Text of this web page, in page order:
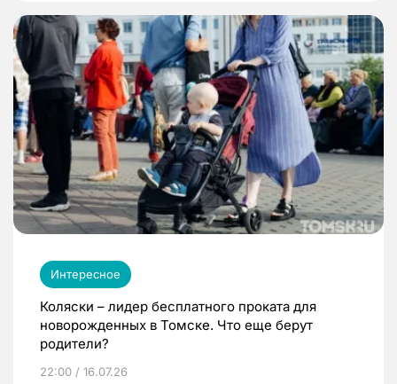
Интересное
Коляски – лидер бесплатного проката для
новорожденных в Томске. Что еще берут
родители?
22:00 / 16.07.26